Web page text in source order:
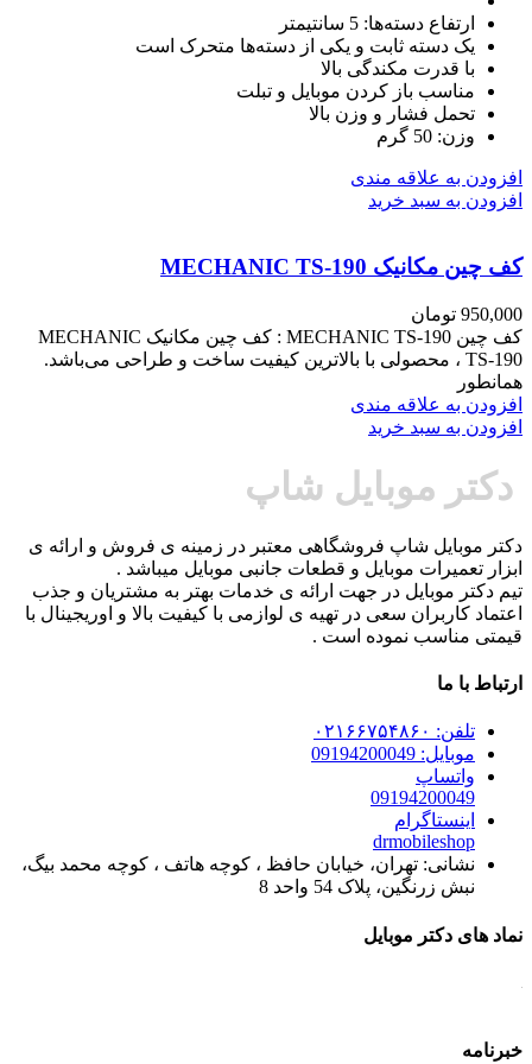
ارتفاع دسته‌ها: 5 سانتیمتر
یک دسته ثابت و یکی از دسته‌ها متحرک است
با قدرت مکندگی بالا
مناسب باز کردن موبایل و تبلت
تحمل فشار و وزن بالا
وزن: 50 گرم
افزودن به علاقه مندی
افزودن به سبد خرید
کف چین مکانیک MECHANIC TS-190
950,000 تومان
کف چین MECHANIC TS-190 : کف چین مکانیک MECHANIC
TS-190 ، محصولی با بالاترین کیفیت ساخت و طراحی می‌باشد.
همانطور
افزودن به علاقه مندی
افزودن به سبد خرید
دکتر موبایل شاپ
دکتر موبایل شاپ فروشگاهی معتبر در زمینه ی فروش و ارائه ی
ابزار تعمیرات موبایل و قطعات جانبی موبایل میباشد .
تیم دکتر موبایل در جهت ارائه ی خدمات بهتر به مشتریان و جذب
اعتماد کاربران سعی در تهیه ی لوازمی با کیفیت بالا و اوریجینال با
قیمتی مناسب نموده است .
ارتباط با ما
تلفن: ۰۲۱۶۶۷۵۴۸۶۰
موبایل: 09194200049
واتساپ
09194200049
اینستاگرام
drmobileshop
نشانی: تهران، خیابان حافظ ، کوچه هاتف ، کوچه محمد بیگ،
نبش زرنگین، پلاک 54 واحد 8
نماد های دکتر موبایل
خبرنامه